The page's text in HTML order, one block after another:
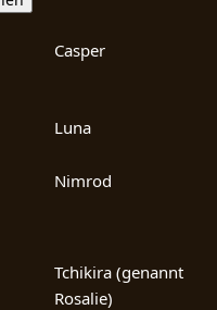
Casper
Luna
Nimrod
Tchikira (genannt
Rosalie)